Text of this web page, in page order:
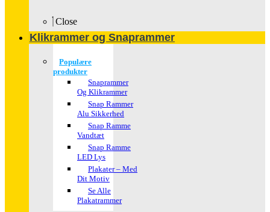
Close
Klikrammer og Snaprammer
Populære
produkter
Snaprammer
Og Klikrammer
Snap Rammer
Alu Sikkerhed
Snap Ramme
Vandtæt
Snap Ramme
LED Lys
Plakater – Med
Dit Motiv
Se Alle
Plakatrammer